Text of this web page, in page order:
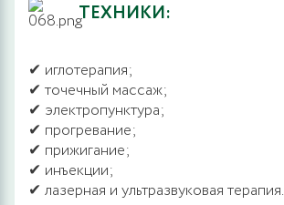
ТЕХНИКИ:
✔ иглотерапия;
✔ точечный массаж;
✔ электропунктура;
✔ прогревание;
✔ прижигание;
✔ инъекции;
✔ лазерная и ультразвуковая терапия.